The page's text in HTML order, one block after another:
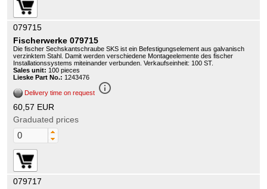
079715
Fischerwerke 079715
Die fischer Sechskantschraube SKS ist ein Befestigungselement aus galvanisch
verzinktem Stahl. Damit werden verschiedene Montageelemente des fischer
Installationssystems miteinander verbunden. Verkaufseinheit: 100 ST.
Sales unit: 100 pieces
Lieske Part No.: 1243476
Delivery time on request info_outline
60,57 EUR
Graduated prices
079717